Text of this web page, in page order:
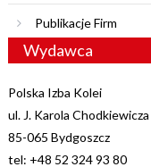
Publikacje Firm
Wydawca
Polska Izba Kolei
ul. J. Karola
85-065 Bydgoszcz
tel: +48 52 324 93 80